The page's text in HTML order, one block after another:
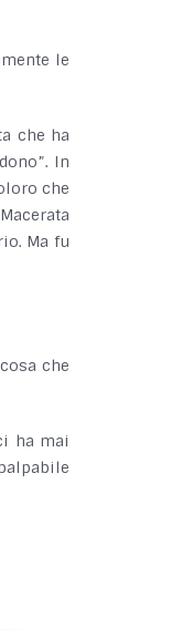
le
che ha
In
che
Ma fu
che
ha mai